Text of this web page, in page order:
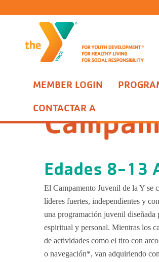
MEMBER LOGIN
CONTACTAR A
Programas Campamento Edwards
Edades 8-13
El Campamento Juvenil de la Y se
líderes fuertes, independientes y
una programación juvenil
espiritual y personal. Mientras los
de actividades como el tiro con
o navegación*, van adquiriendo